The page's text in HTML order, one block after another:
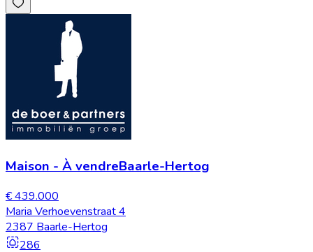
Maison - À vendreBaarle-Hertog
€ 439.000
Maria Verhoevenstraat 4
2387 Baarle-Hertog
286